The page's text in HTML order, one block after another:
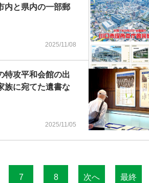
と県内の一部郵
2025/11/08
攻平和会館の出
に宛てた遺書な
2025/11/05
7 8 次へ 最終